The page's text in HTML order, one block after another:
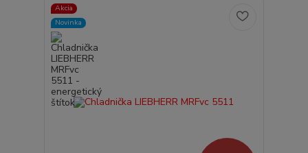
Akcia
Novinka